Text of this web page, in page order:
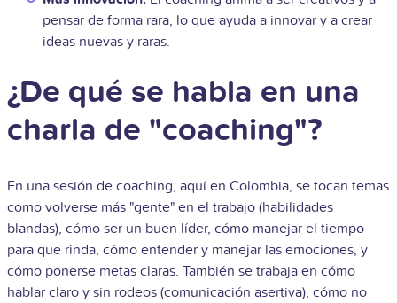
pensar de forma rara, lo que ayuda a innovar y a crear
ideas nuevas y raras.
¿De qué se habla en una
charla de "coaching"?
En una sesión de coaching, aquí en Colombia, se tocan temas
como volverse más "gente" en el trabajo (habilidades
blandas), cómo ser un buen líder, cómo manejar el tiempo
para que rinda, cómo entender y manejar las emociones, y
cómo ponerse metas claras. También se trabaja en cómo
hablar claro y sin rodeos (comunicación asertiva), cómo no